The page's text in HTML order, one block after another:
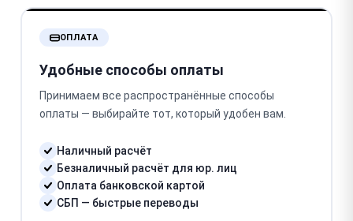
ОПЛАТА
Удобные способы оплаты
Принимаем все распространённые способы
оплаты — выбирайте тот, который удобен вам.
Наличный расчёт
Безналичный расчёт для юр. лиц
Оплата банковской картой
СБП — быстрые переводы